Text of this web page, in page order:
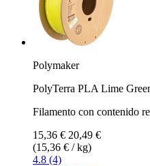
Polymaker
PolyTerra PLA Lime
Filamento con contenido
15,36 € 20,49 €
(15,36 € / kg)
4.8 (4)